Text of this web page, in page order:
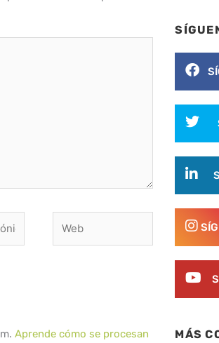
Aprende cómo se procesan
MÁS